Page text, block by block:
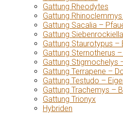
Gattung Rheodytes
Gattung
Gattung Sacalia –
Gattung Siebenrockiella
Gattung Staurotypus –
Gattung Sternotherus
Gattung Stigmochelys
Gattung Terrapene –
Gattung Testudo –
Gattung Trachemys –
Gattung Trionyx
Hybriden